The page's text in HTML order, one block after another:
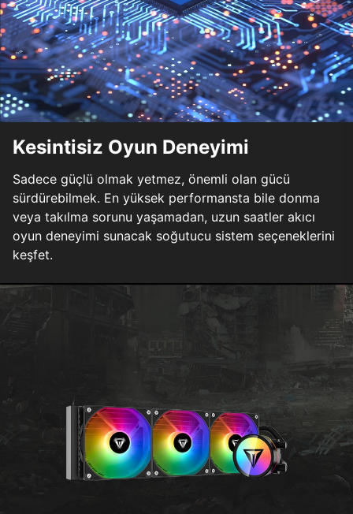
Kesintisiz Oyun Deneyimi
Sadece güçlü olmak yetmez, önemli olan gücü
sürdürebilmek. En yüksek performansta bile donma
veya takılma sorunu yaşamadan, uzun saatler akıcı
oyun deneyimi sunacak soğutucu sistem seçeneklerini
keşfet.